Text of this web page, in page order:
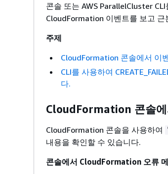
콘솔 또는 AWS ParallelCluster CLI
CloudFormation 이벤트를 보고 근
주제
CloudFormation 콘솔에서 이
CLI를 사용하여
다.
CloudFormation 콘솔에
CloudFormation 콘솔을 사용하여
내용을 확인할 수 있습니다.
콘솔에서 CloudFormation 오류